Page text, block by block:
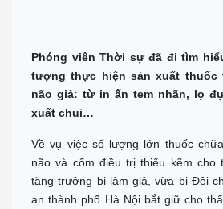
Phóng viên Thời sự đã đi tìm
tượng thực hiện sản xuất thuốc
não giả: từ in ấn tem nhãn, lọ
xuất chui…
Về vụ việc số lượng lớn thuốc
não và cốm điều trị thiếu kẽm cho
tăng trưởng bị làm giả, vừa bị Đội
an thành phố Hà Nội bắt giữ cho